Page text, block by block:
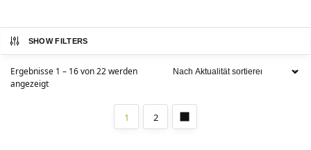
SHOW FILTERS
Ergebnisse 1 – 16 von 22 werden
angezeigt
1 2